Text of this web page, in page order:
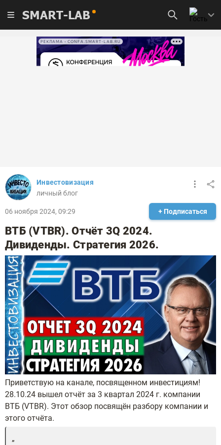
SMART-LAB
РЕКЛАМА • CONFA.SMART-LAB.RU
Инвестовизация
личный блог
06 ноября 2024, 09:29 + Подписаться
ВТБ (VTBR). Отчёт 3Q 2024.
Дивиденды. Стратегия 2026.
Приветствую на канале, посвященном инвестициям!
28.10.24 вышел отчёт за 3 квартал 2024 г. компании
ВТБ (VTBR). Этот обзор посвящён разбору компании и
этого отчёта.